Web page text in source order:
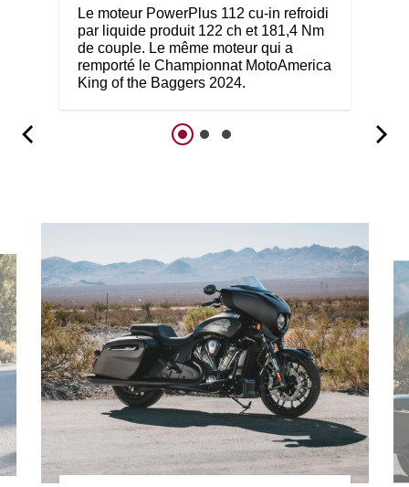
Le moteur PowerPlus 112 cu-in refroidi
par liquide produit 122 ch et 181,4 Nm
de couple. Le même moteur qui a
remporté le Championnat MotoAmerica
King of the Baggers 2024.